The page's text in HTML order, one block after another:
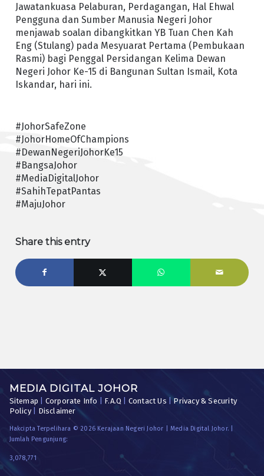
Jawatankuasa Pelaburan, Perdagangan, Hal Ehwal
Pengguna dan Sumber Manusia Negeri Johor
menjawab soalan dibangkitkan YB Tuan Chen Kah
Eng (Stulang) pada Mesyuarat Pertama (Pembukaan
Rasmi) bagi Penggal Persidangan Kelima Dewan
Negeri Johor Ke-15 di Bangunan Sultan Ismail, Kota
Iskandar, hari ini.
#JohorSafeZone
#JohorHomeOfChampions
#DewanNegeriJohorKe15
#BangsaJohor
#MediaDigitalJohor
#SahihTepatPantas
#MajuJohor
Share this entry
MEDIA DIGITAL JOHOR
Sitemap Corporate Info F.A.Q Contact Us |Privacy & Security
Policy| Disclaimer
Hakcipta Terpelihara © 2026 Kerajaan Negeri Johor | Media Digital Johor. |
Jumlah Pengunjung:
3,078,771